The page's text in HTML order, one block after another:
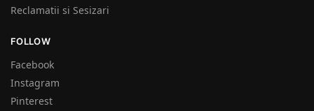
Reclamatii si Sesizari
FOLLOW
Facebook
Instagram
Pinterest